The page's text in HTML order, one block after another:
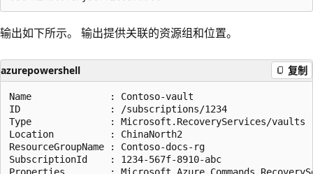
输出如下所示。 输出提供关联的资源组和位置。
azurepowershell 复制
Name              : Contoso-vault
ID                : /subscriptions/1234
Type              : Microsoft.RecoveryServices/vaults
Location          : ChinaNorth2
ResourceGroupName : Contoso-docs-rg
SubscriptionId    : 1234-567f-8910-abc